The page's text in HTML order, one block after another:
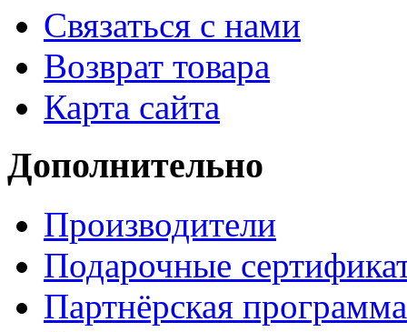
Связаться с нами
Возврат товара
Карта сайта
Дополнительно
Производители
Подарочные
Партнёрская программа